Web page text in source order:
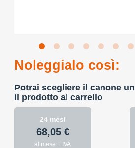
Noleggialo così:
Potrai scegliere il canone
il prodotto al carrello
24 mesi
68,05 €
al mese + IVA